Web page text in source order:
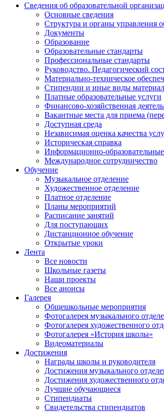
Сведения об образовательной
Основные сведения
Структура и органы управления
Документы
Образование
Образовательные стандарты
Профессиональные стандарты
Руководство. Педагогический
Материально-техническое
Стипендии и иные виды
Платные образовательные услуги
Финансово-хозяйственная
Вакантные места для приема
Доступная среда
Независимая оценка качества
Историческая справка
Информационно-
Международное сотрудничество
Обучение
Музыкальное отделение
Художественное отделение
Платное отделение
Планы мероприятий
Расписание занятий
Для поступающих
Дистанционное обучение
Открытые уроки
Лента
Все новости
Школьные газеты
Наши проекты
Все анонсы
Галерея
Общешкольные мероприятия
Фотогалерея музыкального
Фотогалерея художественного
Фотогалерея «История школы»
Видеоматериалы
Достижения
Награды школы и руководителя
Достижения музыкального
Достижения художественного
Лучшие обучающиеся
Стипендиаты
Свидетельства стипендиатов